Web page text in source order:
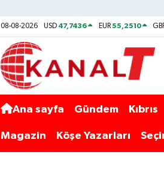
08-08-2026 USD 47,7436 EUR55,2510
Ana sayfa Gündem Kıbrıs
Magazin Köşe Yazarları